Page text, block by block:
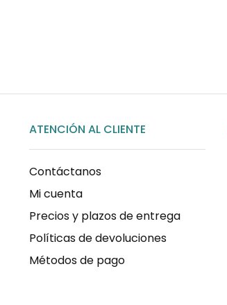
ATENCIÓN AL CLIENTE
Contáctanos
Mi cuenta
Precios y plazos de entrega
Políticas de devoluciones
Métodos de pago